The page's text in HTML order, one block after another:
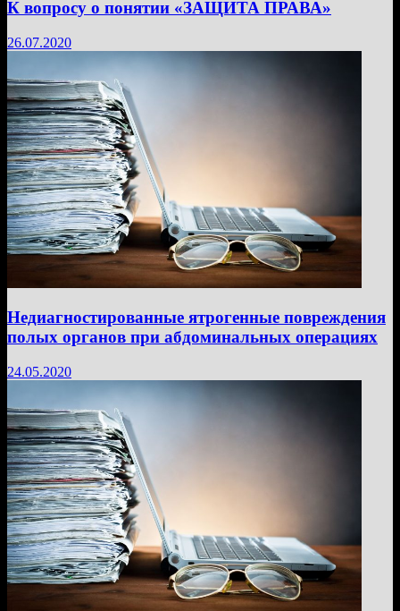
К вопросу о понятии «ЗАЩИТА ПРАВА»
26.07.2020
Недиагностированные ятрогенные повреждения
полых органов при абдоминальных операциях
24.05.2020